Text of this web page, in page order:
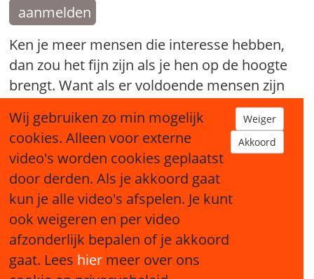
aanmelden
Ken je meer mensen die interesse hebben,
dan zou het fijn zijn als je hen op de hoogte
brengt. Want als er voldoende mensen zijn
die mee willen doen kan er een nieuw
Broodfonds starten.
tip een bekende
Wij gebruiken zo min mogelijk
cookies. Alleen voor externe
video's worden cookies geplaatst
door derden. Als je akkoord gaat
kun je alle video's afspelen. Je kunt
ook weigeren en per video
afzonderlijk bepalen of je akkoord
gaat. Lees hier meer over ons
Weiger
Akkoord